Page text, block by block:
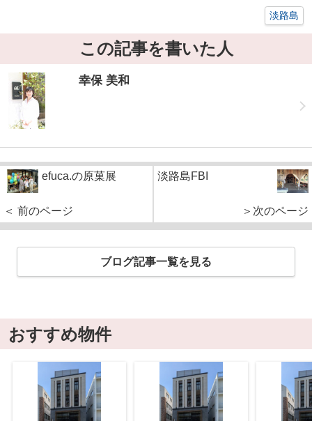
淡路島
この記事を書いた人
幸保 美和
efuca.の原菓展
＜ 前のページ
淡路島FBI
＞次のページ
ブログ記事一覧を見る
おすすめ物件